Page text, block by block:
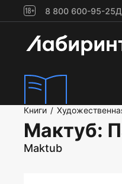
8 800 600-95-25
Книги /
Мактуб:
Maktub